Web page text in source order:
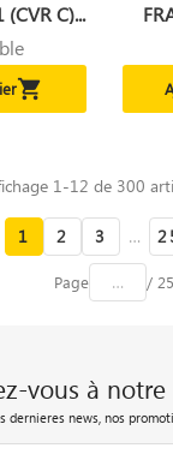
(CVR C)...

1-12 de 300
1 2 3 …
Page / 25
vous à
dernieres news, nos